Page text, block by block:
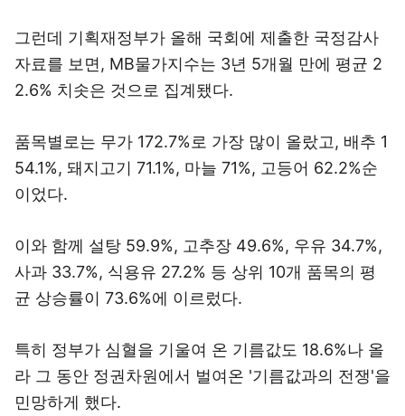
그런데 기획재정부가 올해 국회에 제출한 국정감사
자료를 보면, MB물가지수는 3년 5개월 만에 평균 2
2.6% 치솟은 것으로 집계됐다.
품목별로는 무가 172.7%로 가장 많이 올랐고, 배추 1
54.1%, 돼지고기 71.1%, 마늘 71%, 고등어 62.2%순
이었다.
이와 함께 설탕 59.9%, 고추장 49.6%, 우유 34.7%,
사과 33.7%, 식용유 27.2% 등 상위 10개 품목의 평
균 상승률이 73.6%에 이르렀다.
특히 정부가 심혈을 기울여 온 기름값도 18.6%나 올
라 그 동안 정권차원에서 벌여온 '기름값과의 전쟁'을
민망하게 했다.